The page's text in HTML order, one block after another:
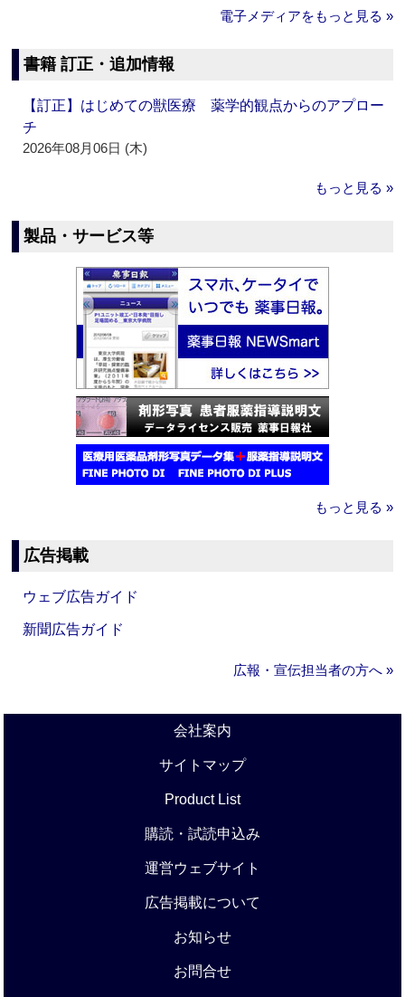
電子メディアをもっと見る »
書籍 訂正・追加情報
【訂正】はじめての獣医療 薬学的観点からのアプロー
チ
2026年08月06日 (木)
もっと見る »
製品・サービス等
もっと見る »
広告掲載
ウェブ広告ガイド
新聞広告ガイド
広報・宣伝担当者の方へ »
会社案内
サイトマップ
Product List
購読・試読申込み
運営ウェブサイト
広告掲載について
お知らせ
お問合せ